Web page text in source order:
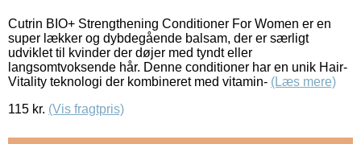
Cutrin BIO+ Strengthening Conditioner For Women er en
super lækker og dybdegående balsam, der er særligt
udviklet til kvinder der døjer med tyndt eller
langsomtvoksende hår. Denne conditioner har en unik Hair-
Vitality teknologi der kombineret med vitamin- (Læs mere)
115 kr. (Vis fragtpris)